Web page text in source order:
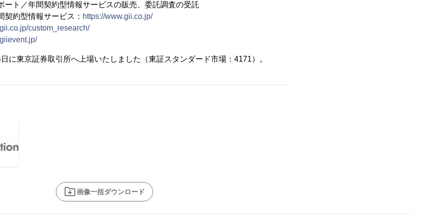
ート／年間契約型情報サービスの販売、委託調査の受託
契約型情報サービス： https://www.gii.co.jp/
custom_research/
に東京証券取引所へ上場いたしました（東証スタンダード市場：4171）。
画像一括ダウンロード